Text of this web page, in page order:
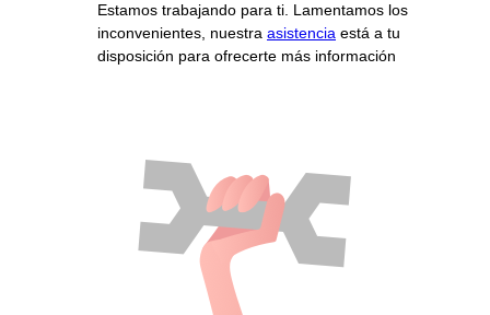
Estamos trabajando para ti. Lamentamos los
inconvenientes, nuestra asistencia está a tu
disposición para ofrecerte más información